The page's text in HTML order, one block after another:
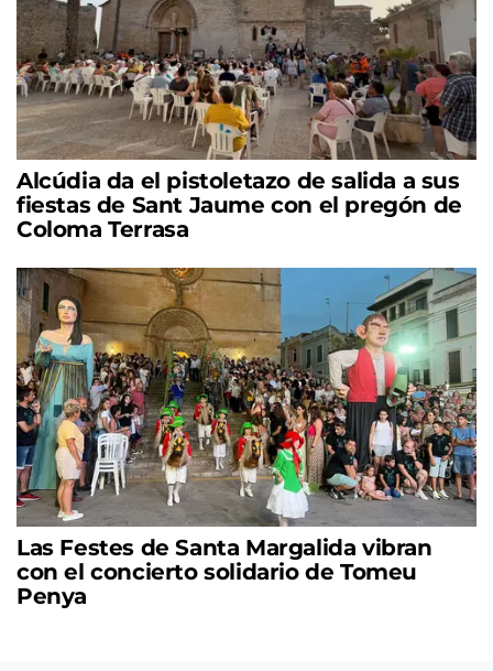
Alcúdia da el pistoletazo de salida a sus
fiestas de Sant Jaume con el pregón de
Coloma Terrasa
Las Festes de Santa Margalida vibran
con el concierto solidario de Tomeu
Penya